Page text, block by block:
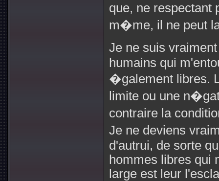
que, ne
m�me, il ne peut
Je ne suis
humains qui
�galement libres.
limite ou une
contraire la
Je ne deviens
d'autrui, de sorte
hommes libres qui
large est leur